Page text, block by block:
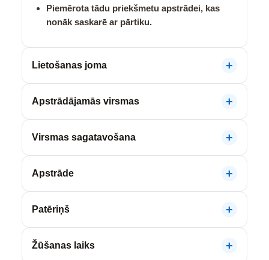
Piemērota tādu priekšmetu apstrādei, kas
nonāk saskarē ar pārtiku.
Lietošanas joma
Apstrādājamās virsmas
Virsmas sagatavošana
Apstrāde
Patēriņš
Žūšanas laiks